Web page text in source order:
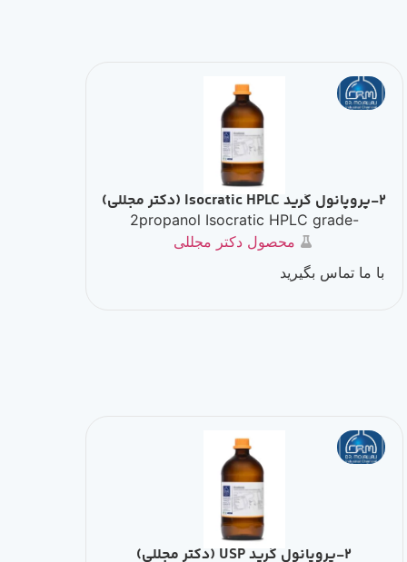
2-پروپانول گرید Isocratic HPLC (دکتر مجللی)
2propanol Isocratic HPLC grade-
محصول دکتر مجللی
با ما تماس بگیرید
2-پروپانول گرید USP (دکتر مجللی)